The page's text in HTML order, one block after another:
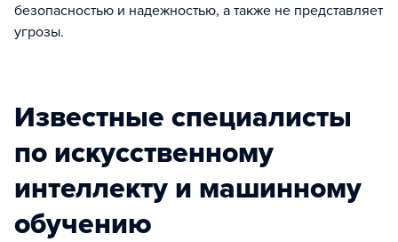
безопасностью и надежностью, а также не представляет
угрозы.
Известные специалисты
по искусственному
интеллекту и машинному
обучению